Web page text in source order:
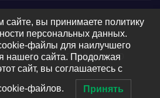
16+
городского
сайте, вы принимаете политику
персональных данных.
файлы для наилучшего
нашего сайта. Продолжая
сайт, вы соглашаетесь с
файлов. Принять